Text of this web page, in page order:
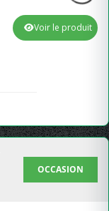
Voir le produit
OCCASION